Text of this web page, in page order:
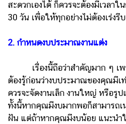
ตี้
สัตว์
เลี้ยง
Infographic
สะดวกเองได้ ก็ควรจะต้องมีเวลาใ
30 วัน เพื่อให้ทุกอย่างไม่ต้องเร่งรี
2. กำหนดงบประมาณงานแต่ง
เรื่องนี้ถือว่าสำคัญมาก ๆ เพร
ต้องรู้ก่อนว่างบประมาณของคุณมีเ
ควรจะจัดงานเล็ก งานใหญ่ หรือรู
ทั้งนี้หากคุณมีงบมากพอก็สามารถเ
ฝัน แต่ถ้าหากคุณมีงบน้อย แนะนำ